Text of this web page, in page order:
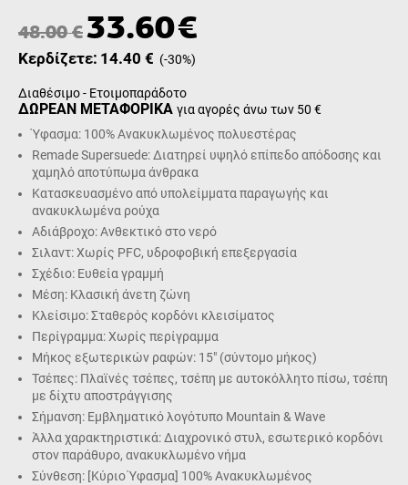
48.00€33.60€
Κερδίζετε: 14.40 € (-30%)
Διαθέσιμο - Ετοιμοπαράδοτο
ΔΩΡΕΑΝ ΜΕΤΑΦΟΡΙΚΑ για αγορές άνω των 50 €
Ύφασμα: 100% Ανακυκλωμένος πολυεστέρας
Remade Supersuede: Διατηρεί υψηλό επίπεδο απόδοσης και
χαμηλό αποτύπωμα άνθρακα
Κατασκευασμένο από υπολείμματα παραγωγής και
ανακυκλωμένα ρούχα
Αδιάβροχο: Ανθεκτικό στο νερό
Σιλαντ: Χωρίς PFC, υδροφοβική επεξεργασία
Σχέδιο: Ευθεία γραμμή
Μέση: Κλασική άνετη ζώνη
Κλείσιμο: Σταθερός κορδόνι κλεισίματος
Περίγραμμα: Χωρίς περίγραμμα
Μήκος εξωτερικών ραφών: 15" (σύντομο μήκος)
Τσέπες: Πλαϊνές τσέπες, τσέπη με αυτοκόλλητο πίσω, τσέπη
με δίχτυ αποστράγγισης
Σήμανση: Εμβληματικό λογότυπο Mountain & Wave
Άλλα χαρακτηριστικά: Διαχρονικό στυλ, εσωτερικό κορδόνι
στον παράθυρο, ανακυκλωμένο νήμα
Σύνθεση: [Κύριο Ύφασμα] 100% Ανακυκλωμένος